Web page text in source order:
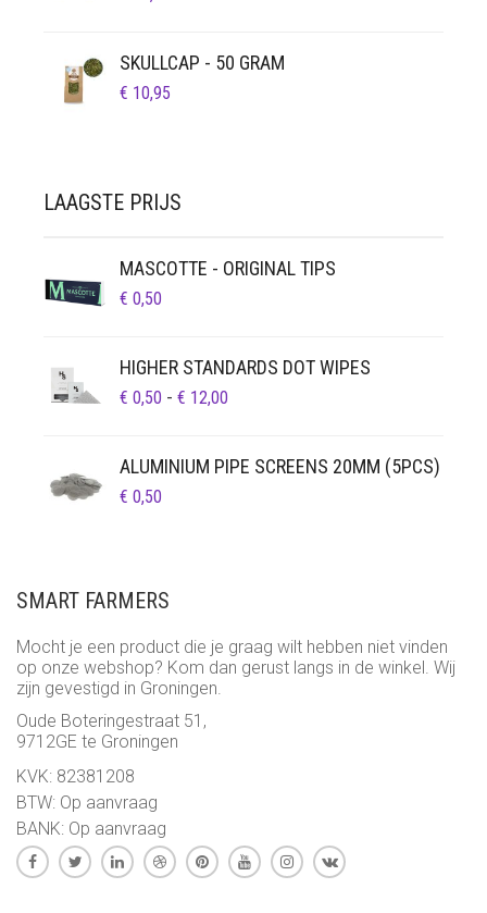
SKULLCAP - 50 GRAM
€ 10,95
LAAGSTE PRIJS
MASCOTTE - ORIGINAL TIPS
€ 0,50
HIGHER STANDARDS DOT WIPES
€ 0,50 - € 12,00
€ 12,00
ALUMINIUM PIPE SCREENS 20MM (5PCS)
€ 0,50
SMART FARMERS
Mocht je een product die je graag wilt hebben niet vinden
op onze webshop? Kom dan gerust langs in de winkel. Wij
zijn gevestigd in Groningen.
Oude Boteringestraat 51,
9712GE te Groningen
KVK: 82381208
BTW: Op aanvraag
BANK: Op aanvraag